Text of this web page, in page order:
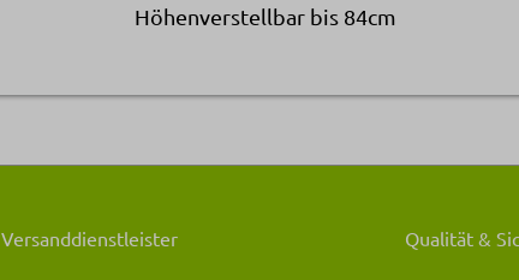
Höhenverstellbar bis 84cm
Versanddienstleister Qualität &